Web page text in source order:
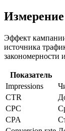
Эффект
источника
закономерности
Показатель
Impressions
CTR
CPC
CPA